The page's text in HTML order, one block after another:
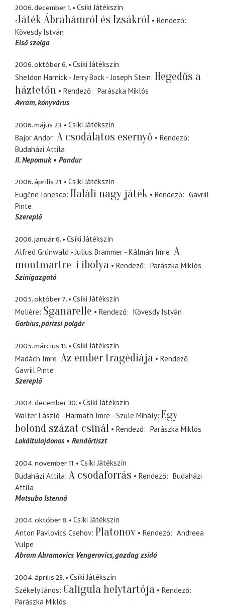
2006. december 1. Csíki Játékszín
Játék Ábrahámról és Izsákról
Rendező
Kövesdy István
Első szolga
2006. október 6.
Csíki Játékszín
Sheldon Harnick - Jerry Bock - Joseph Stein Hegedűs a
háztetőn
Rendező
Parászka Miklós
Avram könyvárus
2006. május 23.
Csíki Játékszín
Bajor Andor A csodálatos esernyő
Rendező
Budaházi Attila
II. Nepomuk
Pandur
2006. április 21.
Csíki Játékszín
Eugčne Ionesco Haláli nagy játék Rendező
Gavriil
Pinte
Szereplő
2006. január 6.
Csíki Játékszín
Alfred Grünwald - Julius Brammer - Kálmán Imre A
montmartre-i ibolya
Rendező
Parászka Miklós
Színigazgató
2005. október 7.
Csíki Játékszín
Molière Sganarelle Rendező
Kövesdy István
Gorbius párizsi polgár
2005. március 11.
Csíki Játékszín
Madách Imre Az ember tragédiája
Rendező
Gavriil Pinte
Szereplő
2004. december 30.
Csíki Játékszín
Walter László - Harmath Imre - Szüle Mihály Egy
bolond százat csinál
Rendező
Parászka Miklós
Lokáltulajdonos
Rendőrtiszt
2004. november 11.
Csíki Játékszín
Budaházi Attila A csodaforrás Rendező
Budaházi
Attila
Matsubo Istennő
2004. október 8.
Csíki Játékszín
Anton Pavlovics Csehov Platonov Rendező
Andreea
Vulpe
Abram Abramovics Vengerovics gazdag zsidó
2004. április 23.
Csíki Játékszín
Székely János Caligula helytartója
Rendező
Parászka Miklós